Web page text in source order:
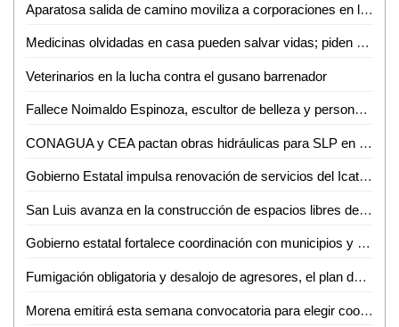
Aparatosa salida de camino moviliza a corporaciones en la Valles-Tamazunchale
Medicinas olvidadas en casa pueden salvar vidas; piden donarlas en Ciudad Valles
Veterinarios en la lucha contra el gusano barrenador
Fallece Noimaldo Espinoza, escultor de belleza y personaje emblemático de Valles
CONAGUA y CEA pactan obras hidráulicas para SLP en medio de incertidumbre por presupuesto
Gobierno Estatal impulsa renovación de servicios del Icat con nueva sede
San Luis avanza en la construcción de espacios libres de violencia
Gobierno estatal fortalece coordinación con municipios y congreso para impulsar obras estratégicas
Fumigación obligatoria y desalojo de agresores, el plan de orden en marcados de Valles
Morena emitirá esta semana convocatoria para elegir coordinador de defensa; descartan listas de aspirantes